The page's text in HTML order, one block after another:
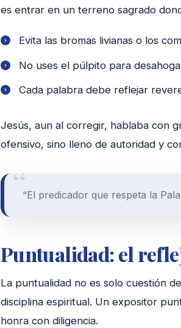
es entrar en un terreno sagrado
Evita las bromas livianas o los
No uses el púlpito para
Cada palabra debe reflejar
Jesús, aun al corregir, hablaba con
ofensivo, sino lleno de autoridad y
“El predicador que respeta la
Puntualidad: el
La puntualidad no es solo cuestión
disciplina espiritual. Un expositor
honra con diligencia.